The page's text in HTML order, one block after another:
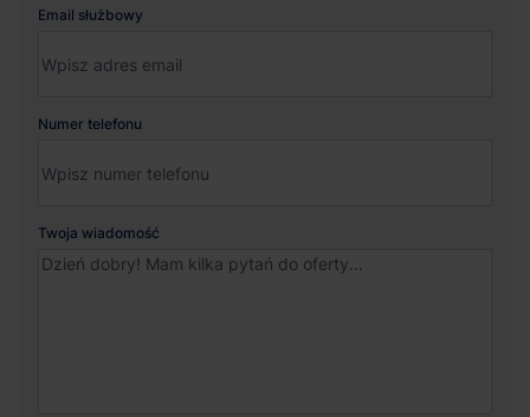
Email służbowy
Numer telefonu
Twoja wiadomość